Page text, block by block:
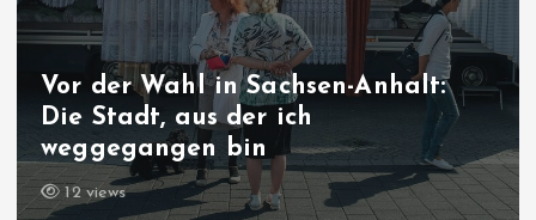
Vor der Wahl in Sachsen-Anhalt:
Die Stadt, aus der ich
weggegangen bin
12 views